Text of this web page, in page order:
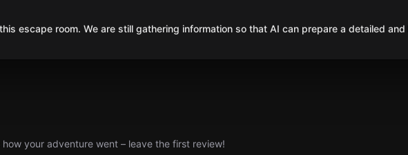
escape room. We are still gathering information so that AI can prepare a detailed
your adventure went – leave the first review!